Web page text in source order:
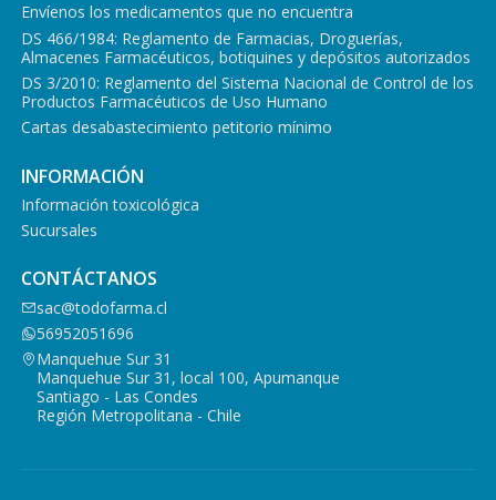
Envíenos los medicamentos que no encuentra
DS 466/1984: Reglamento de Farmacias, Droguerías,
Almacenes Farmacéuticos, botiquines y depósitos autorizados
DS 3/2010: Reglamento del Sistema Nacional de Control de los
Productos Farmacéuticos de Uso Humano
Cartas desabastecimiento petitorio mínimo
INFORMACIÓN
Información toxicológica
Sucursales
CONTÁCTANOS
sac@todofarma.cl
56952051696
Manquehue Sur 31
Manquehue Sur 31, local 100, Apumanque
Santiago - Las Condes
Región Metropolitana - Chile